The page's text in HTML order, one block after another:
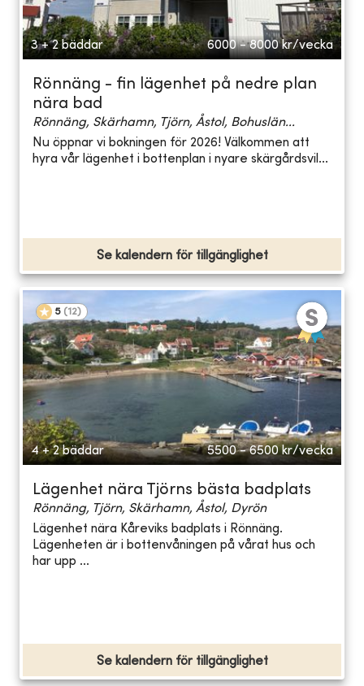
3 + 2 bäddar 6000 - 8000 kr/vecka
Rönnäng - fin lägenhet på nedre plan
nära bad
Rönnäng, Skärhamn, Tjörn, Åstol, Bohuslän...
Nu öppnar vi bokningen för 2026! Välkommen att
hyra vår lägenhet i bottenplan i nyare skärgårdsvil...
Se kalendern för tillgänglighet
5 (12)
4 + 2 bäddar 5500 - 6500 kr/vecka
Lägenhet nära Tjörns bästa badplats
Rönnäng, Tjörn, Skärhamn, Åstol, Dyrön
Lägenhet nära Kåreviks badplats i Rönnäng.
Lägenheten är i bottenvåningen på vårat hus och
har upp ...
Se kalendern för tillgänglighet